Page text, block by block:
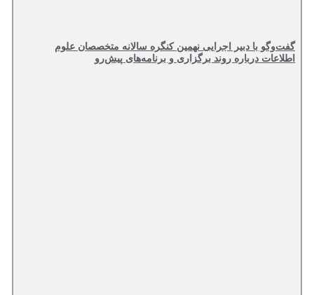
گفت‌وگو با دبیر اجرایی نهمین کنگره سالانه متخصصان علوم
اطلاعات درباره روند برگزاری و برنامه‌های پیش‌رو